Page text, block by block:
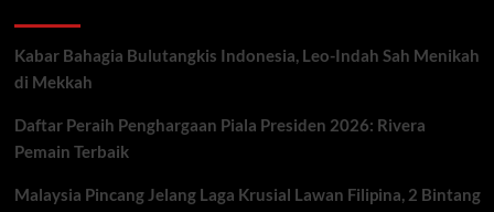
Sempurna
dari
Sean
di
Kabar Bahagia Bulutangkis Indonesia, Leo-Indah Sah Menikah
di Mekkah
Daftar Peraih Penghargaan Piala Presiden 2026: Rivera
Pemain Terbaik
Malaysia Pincang Jelang Laga Krusial Lawan Filipina, 2 Bintang